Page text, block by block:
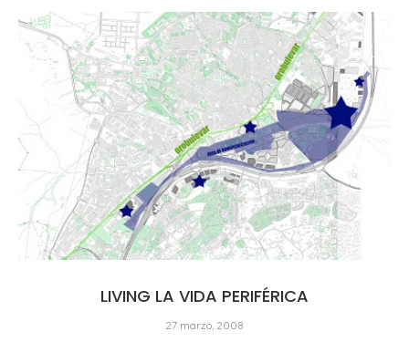
LIVING LA VIDA PERIFÉRICA
27 marzo, 2008